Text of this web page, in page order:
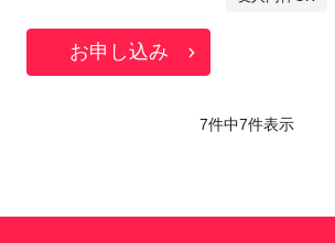
お申し込み
7件中7件表示